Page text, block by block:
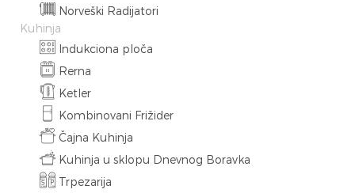
Norveški Radijatori
Kuhinja
Indukciona ploča
Rerna
Ketler
Kombinovani Frižider
Čajna Kuhinja
Kuhinja u sklopu Dnevnog Boravka
Trpezarija